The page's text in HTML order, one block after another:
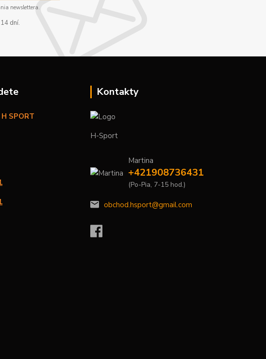
newslettera.
dní.
SPORT
Kontakty
H-Sport
Martina
+421908736431
(Po-Pia, 7-15 hod.)
obchod.hsport@gmail.com